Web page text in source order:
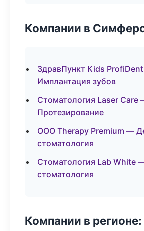
Компании в
ЗдравПункт Kids
Имплантация зубов
Стоматология Laser Care
Протезирование
ООО Therapy Premium —
стоматология
Стоматология Lab White
стоматология
Компании в